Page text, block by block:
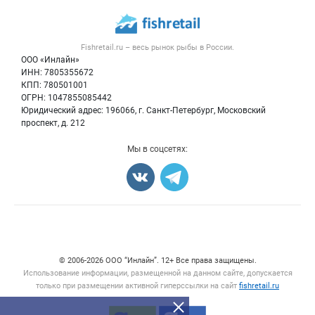
Fishretail.ru – весь рынок рыбы в России.
ООО «Инлайн»
ИНН: 7805355672
КПП: 780501001
ОГРН: 1047855085442
Юридический адрес: 196066, г. Санкт-Петербург, Московский
проспект, д. 212
Публичная оферта
Контактная информация
Политика обработки персональных данных
Новости рынка
Блог
Рыба
Икра
Мы в соцсетях:
© 2006‑2026 ООО “Инлайн”. 12+ Все права защищены.
Использование информации, размещенной на данном сайте, допускается
только при размещении активной гиперссылки на сайт fishretail.ru